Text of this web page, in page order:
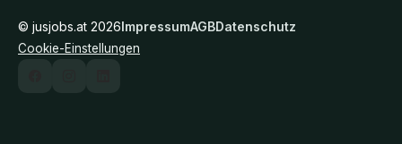
© jusjobs.at 2026ImpressumAGBDatenschutz
Cookie-Einstellungen